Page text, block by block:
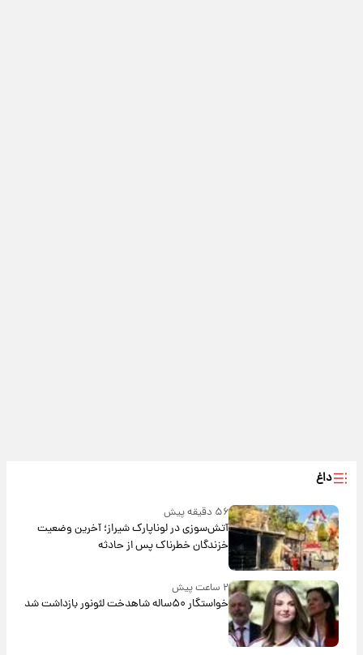
داغ
۵۶ دقیقه پیش
آتش‌سوزی در لوناپارک شیراز؛ آخرین وضعیت
خزندگان خطرناک پس از حادثه
۲ ساعت پیش
خواستگار ۵۰ساله شاهدخت لئونور بازداشت شد